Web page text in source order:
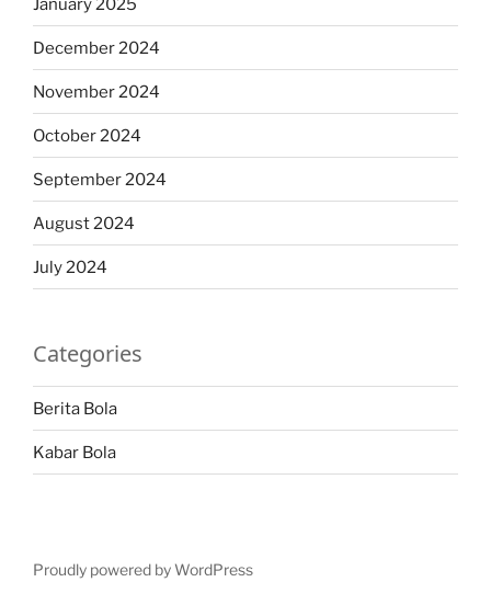
January 2025
December 2024
November 2024
October 2024
September 2024
August 2024
July 2024
Categories
Berita Bola
Kabar Bola
Proudly powered by WordPress